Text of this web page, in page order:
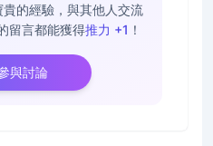
的經驗，與其他人交流
留言都能獲得推力 +1 ！
與討論